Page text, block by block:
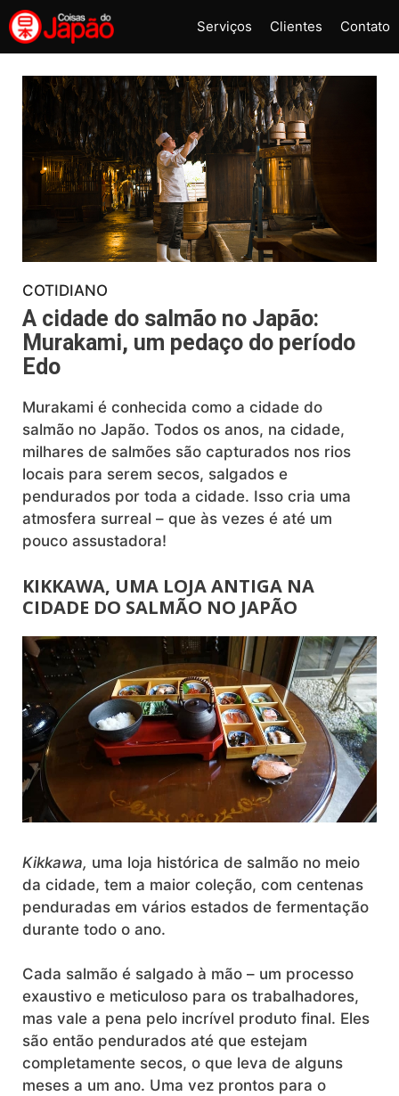
Pular
para
o
conteúdo
Serviços Clientes Contato
COTIDIANO
A cidade do salmão no Japão:
Murakami, um pedaço do período
Edo
Murakami é conhecida como a cidade do
salmão no Japão. Todos os anos, na cidade,
milhares de salmões são capturados nos rios
locais para serem secos, salgados e
pendurados por toda a cidade. Isso cria uma
atmosfera surreal – que às vezes é até um
pouco assustadora!
KIKKAWA, UMA LOJA ANTIGA NA
CIDADE DO SALMÃO NO JAPÃO
Kikkawa, uma loja histórica de salmão no meio
da cidade, tem a maior coleção, com centenas
penduradas em vários estados de fermentação
durante todo o ano.
Cada salmão é salgado à mão – um processo
exaustivo e meticuloso para os trabalhadores,
mas vale a pena pelo incrível produto final. Eles
são então pendurados até que estejam
completamente secos, o que leva de alguns
meses a um ano. Uma vez prontos para o